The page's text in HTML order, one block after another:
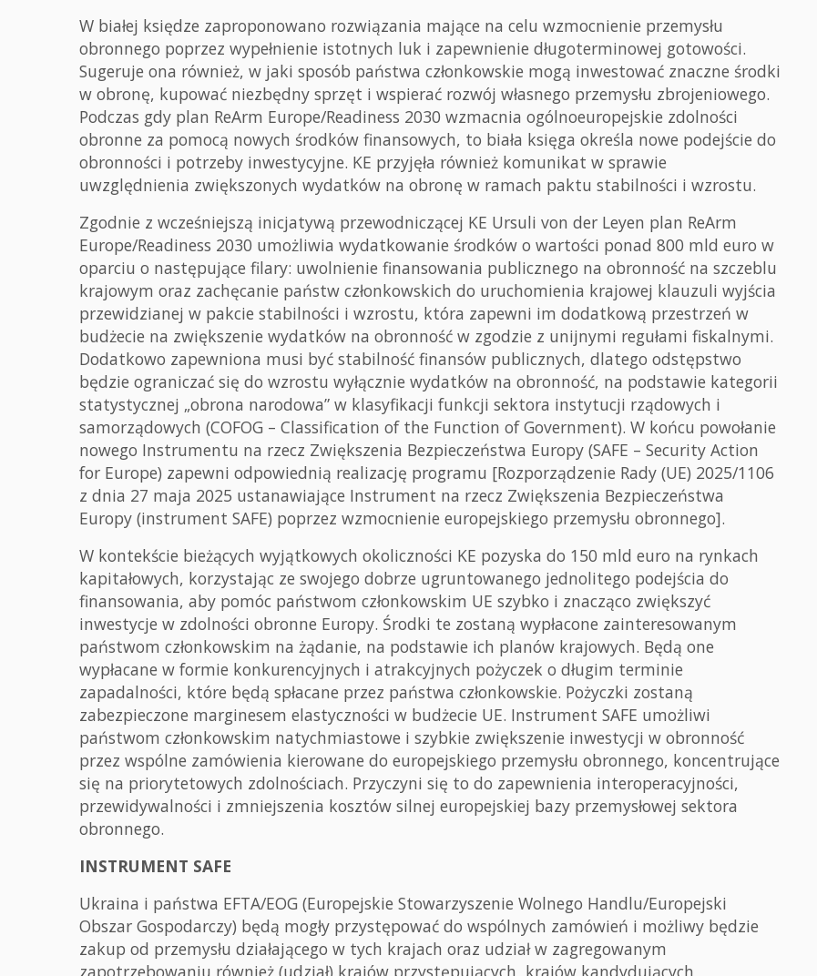
W białej księdze zaproponowano rozwiązania mające na celu wzmocnienie przemysłu
obronnego poprzez wypełnienie istotnych luk i zapewnienie długoterminowej gotowości.
Sugeruje ona również, w jaki sposób państwa członkowskie mogą inwestować znaczne środki
w obronę, kupować niezbędny sprzęt i wspierać rozwój własnego przemysłu zbrojeniowego.
Podczas gdy plan ReArm Europe/Readiness 2030 wzmacnia ogólnoeuropejskie zdolności
obronne za pomocą nowych środków finansowych, to biała księga określa nowe podejście do
obronności i potrzeby inwestycyjne. KE przyjęła również komunikat w sprawie
uwzględnienia zwiększonych wydatków na obronę w ramach paktu stabilności i wzrostu.
Zgodnie z wcześniejszą inicjatywą przewodniczącej KE Ursuli von der Leyen plan ReArm
Europe/Readiness 2030 umożliwia wydatkowanie środków o wartości ponad 800 mld euro w
oparciu o następujące filary: uwolnienie finansowania publicznego na obronność na szczeblu
krajowym oraz zachęcanie państw członkowskich do uruchomienia krajowej klauzuli wyjścia
przewidzianej w pakcie stabilności i wzrostu, która zapewni im dodatkową przestrzeń w
budżecie na zwiększenie wydatków na obronność w zgodzie z unijnymi regułami fiskalnymi.
Dodatkowo zapewniona musi być stabilność finansów publicznych, dlatego odstępstwo
będzie ograniczać się do wzrostu wyłącznie wydatków na obronność, na podstawie kategorii
statystycznej „obrona narodowa” w klasyfikacji funkcji sektora instytucji rządowych i
samorządowych (COFOG – Classification of the Function of Government). W końcu powołanie
nowego Instrumentu na rzecz Zwiększenia Bezpieczeństwa Europy (SAFE – Security Action
for Europe) zapewni odpowiednią realizację programu [Rozporządzenie Rady (UE) 2025/1106
z dnia 27 maja 2025 ustanawiające Instrument na rzecz Zwiększenia Bezpieczeństwa
Europy (instrument SAFE) poprzez wzmocnienie europejskiego przemysłu obronnego].
W kontekście bieżących wyjątkowych okoliczności KE pozyska do 150 mld euro na rynkach
kapitałowych, korzystając ze swojego dobrze ugruntowanego jednolitego podejścia do
finansowania, aby pomóc państwom członkowskim UE szybko i znacząco zwiększyć
inwestycje w zdolności obronne Europy. Środki te zostaną wypłacone zainteresowanym
państwom członkowskim na żądanie, na podstawie ich planów krajowych. Będą one
wypłacane w formie konkurencyjnych i atrakcyjnych pożyczek o długim terminie
zapadalności, które będą spłacane przez państwa członkowskie. Pożyczki zostaną
zabezpieczone marginesem elastyczności w budżecie UE. Instrument SAFE umożliwi
państwom członkowskim natychmiastowe i szybkie zwiększenie inwestycji w obronność
przez wspólne zamówienia kierowane do europejskiego przemysłu obronnego, koncentrujące
się na priorytetowych zdolnościach. Przyczyni się to do zapewnienia interoperacyjności,
przewidywalności i zmniejszenia kosztów silnej europejskiej bazy przemysłowej sektora
obronnego.
INSTRUMENT SAFE
Ukraina i państwa EFTA/EOG (Europejskie Stowarzyszenie Wolnego Handlu/Europejski
Obszar Gospodarczy) będą mogły przystępować do wspólnych zamówień i możliwy będzie
zakup od przemysłu działającego w tych krajach oraz udział w zagregowanym
zapotrzebowaniu również (udział) krajów przystępujących, krajów kandydujących,